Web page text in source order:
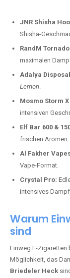
JNR Shisha
Shisha-
RandM
maximalen
Adalya
Lemon.
Mosmo Storm
intensiven
Elf Bar 600 &
frischen Aromen.
Al Fakher
Vape-Format.
Crystal Pro:
intensives
Warum
sind
Einweg E-
Möglichkeit, das
Briedeler Heck